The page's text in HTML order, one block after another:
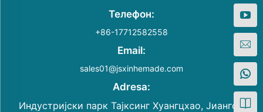
Телефон:
+86-17712582558
Email:
sales01@jsxinhemade.com
Adresa:
Индустријски парк Тајксинг Хуангцхао, Јиангсу,